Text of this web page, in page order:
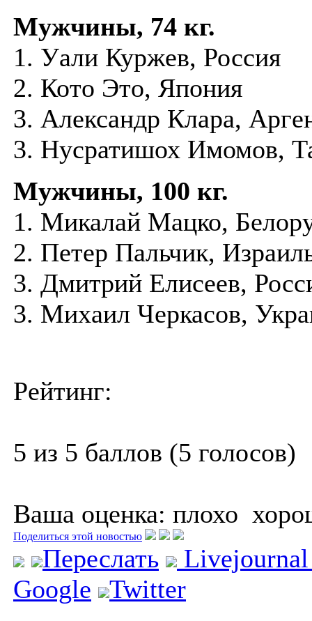
Мужчины, 74 кг.
1. Уали Куржев, Россия
2. Кото Это, Япония
3. Александр Клара,
3. Нусратишох Имомов,
Мужчины, 100 кг.
1. Микалай Мацко,
2. Петер Пальчик,
3. Дмитрий Елисеев,
3. Михаил Черкасов,
Рейтинг:
5 из 5 баллов (5 голосов)
Ваша оценка: плохо
Поделиться этой новостью
Переслать
Google
Twitter